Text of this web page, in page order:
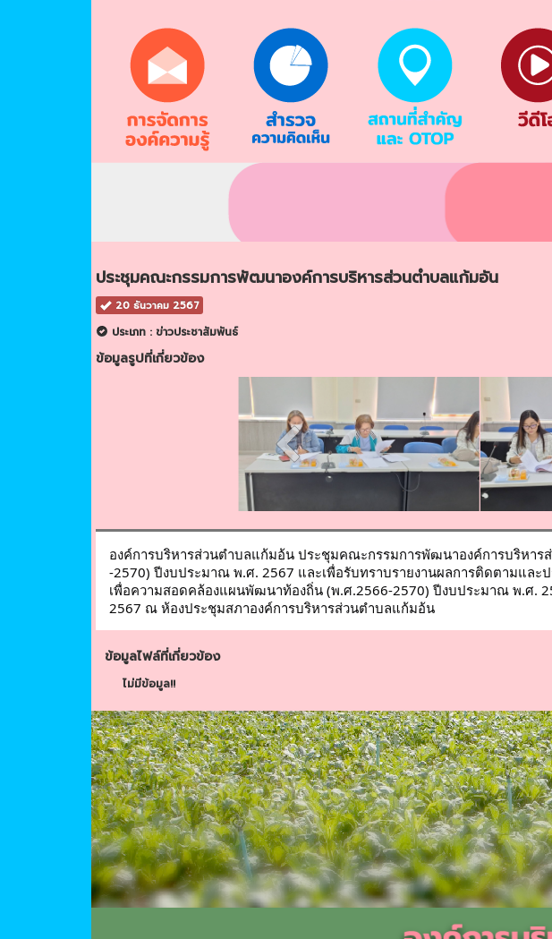
ประชุมคณะกรรมการพัฒนาองค์การบริหารส่วนตำบลแก้มอัน
20 ธันวาคม 2567
ประเภท : ข่าวประชาสัมพันธ์
ข้อมูลรูปที่เกี่ยวข้อง
องค์การบริหารส่วนตำบลแก้มอ้น ประชุมคณะกรรมการพัฒนาองค์การบริหา
-2570) ปีงบประมาณ พ.ศ. 2567 และเพื่อรับทราบรายงานผลการติดตามแล
เพื่อความสอดคล้องแผนพัฒนาท้องถิ่น (พ.ศ.2566-2570) ปีงบประมาณ พ.ศ.
2567 ณ ห้องประชุมสภาองค์การบริหารส่วนตำบลแก้มอ้น
ข้อมูลไฟล์ที่เกี่ยวข้อง
ไม่มีข้อมูล!!